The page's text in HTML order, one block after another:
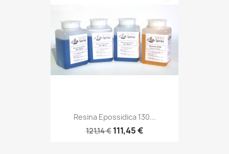
Resina Epossidica 130...
121,14 € 111,45 €